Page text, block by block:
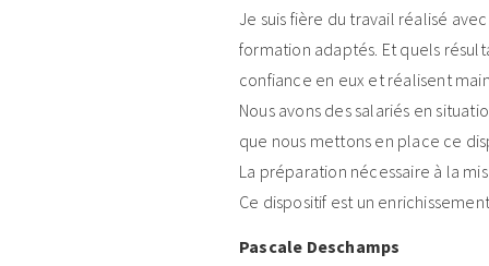
Je suis fière du travail réalisé
formation adaptés. Et quels
confiance en eux et réalisent
Nous avons des salariés en
que nous mettons en place ce
La préparation nécessaire à la
Ce dispositif est un
Pascale Deschamps